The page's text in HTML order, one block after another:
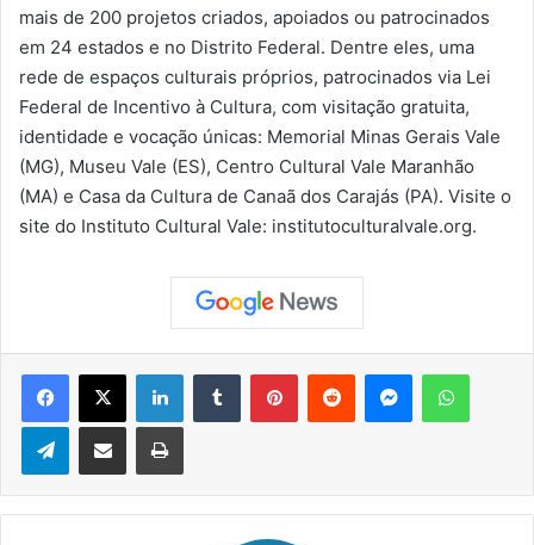
mais de 200 projetos criados, apoiados ou patrocinados
em 24 estados e no Distrito Federal. Dentre eles, uma
rede de espaços culturais próprios, patrocinados via Lei
Federal de Incentivo à Cultura, com visitação gratuita,
identidade e vocação únicas: Memorial Minas Gerais Vale
(MG), Museu Vale (ES), Centro Cultural Vale Maranhão
(MA) e Casa da Cultura de Canaã dos Carajás (PA). Visite o
site do Instituto Cultural Vale: institutoculturalvale.org.
Telegram